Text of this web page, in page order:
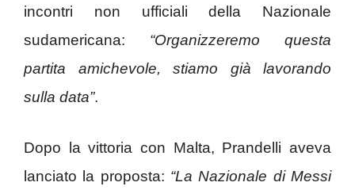
incontri non ufficiali della Nazionale
sudamericana: “Organizzeremo questa
partita amichevole, stiamo già lavorando
sulla data”.
Dopo la vittoria con Malta, Prandelli aveva
lanciato la proposta: “La Nazionale di Messi